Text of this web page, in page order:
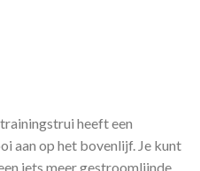
heeft een
aan op het bovenlijf. Je kunt
iets meer gestroomlijnde